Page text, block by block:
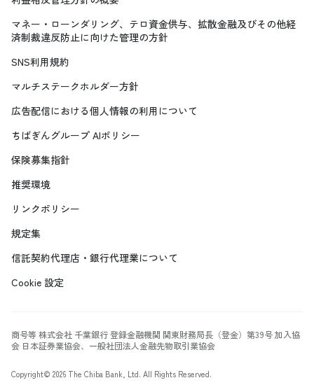
マネー・ローンダリング、テロ資金供与、拡散金融及びその他経
済制裁違反防止に向けた管理の方針
SNS利用規約
マルチステークホルダー方針
広告配信における個人情報の利用について
ちばぎんグループ AIポリシー
保険募集指針
推奨環境
リンクポリシー
規定集
信託契約代理店・銀行代理業について
Cookie 設定
商号等 株式会社 千葉銀行 登録金融機関 関東財務局長（登金）第39号 加入協
会 日本証券業協会、一般社団法人金融先物取引業協会
Copyright© 2026 The Chiba Bank, Ltd. All Rights Reserved.